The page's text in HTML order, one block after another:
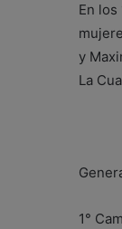
En
y
La
1°